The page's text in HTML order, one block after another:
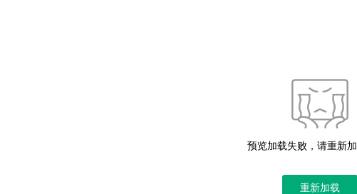
预览加载失败，请重新
重新加载